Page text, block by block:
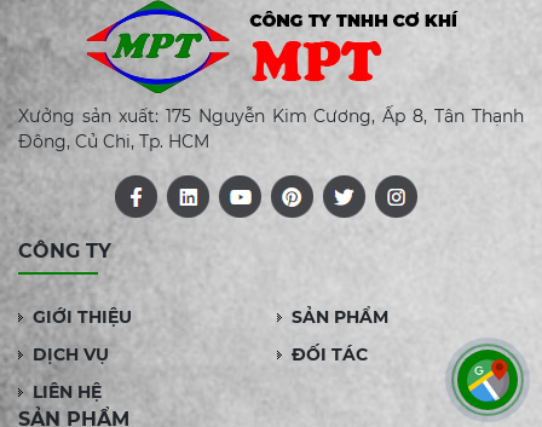
Xưởng sản xuất: 175 Nguyễn Kim Cương, Ấp 8, Tân Thạnh
Đông, Củ Chi, Tp. HCM
CÔNG TY
GIỚI THIỆU
SẢN PHẨM
DỊCH VỤ
ĐỐI TÁC
LIÊN HỆ
SẢN PHẨM